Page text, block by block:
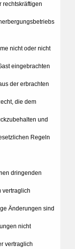
rechtskräftigen
nicht oder nicht
eingebrachten
der erbrachten
die dem
und
Regeln
dringenden
vertraglich
Änderungen sind
nicht
vertraglich